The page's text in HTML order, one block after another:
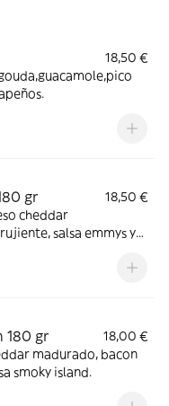
18,50 €
gr
18,50 €
cheddar
salsa emmys y
180 gr
18,00 €
madurado, bacon
smoky island.